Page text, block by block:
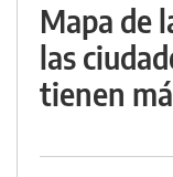
Mapa de
las
tienen